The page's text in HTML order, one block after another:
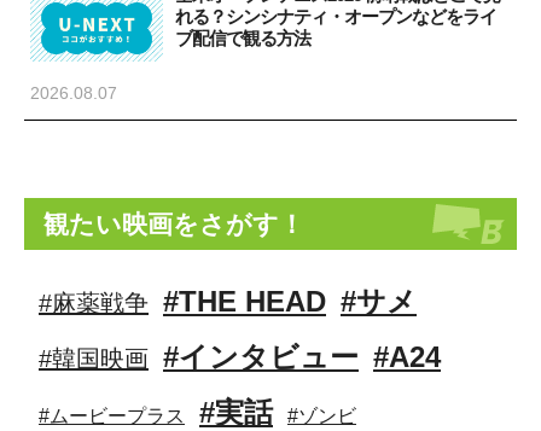
れる？シンシナティ・オープンなどをライ
ブ配信で観る方法
2026.08.07
観たい映画をさがす！
#麻薬戦争 #THE HEAD #サメ
#韓国映画 #インタビュー #A24
#ムービープラス #実話 #ゾンビ